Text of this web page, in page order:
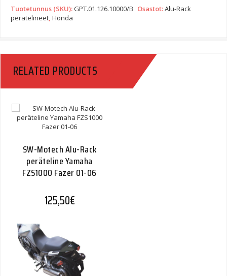
Rack
Peräteline
CB1300
Quantity
Tuotetunnus (SKU):GPT.01.126.10000/B Osastot:Alu-Rack
perätelineet Honda
RELATED PRODUCTS
SW-Motech Alu-Rack
peräteline Yamaha
FZS1000 Fazer 01-06
125,50€